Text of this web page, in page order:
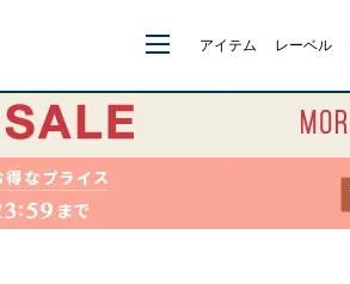
アイテム レーベル